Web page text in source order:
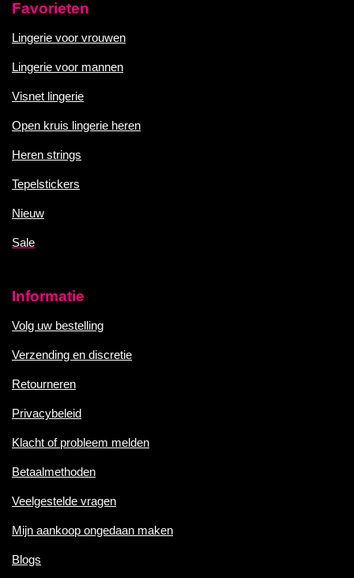
Favorieten
Lingerie voor vrouwen
Lingerie voor mannen
Visnet lingerie
Open kruis lingerie heren
Heren strings
Tepelstickers
Nieuw
Sale
Informatie
Volg uw bestelling
Verzending en discretie
Retourneren
Privacybeleid
Klacht of probleem melden
Betaalmethoden
Veelgestelde vragen
Mijn aankoop ongedaan maken
Blogs